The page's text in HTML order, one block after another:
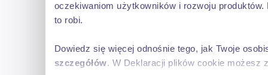
oczekiwaniom użytkowników i rozwoju
to robi.
Dowiedz się więcej odnośnie tego, jak Twoje
szczegółów. W Deklaracji plików cookie możesz